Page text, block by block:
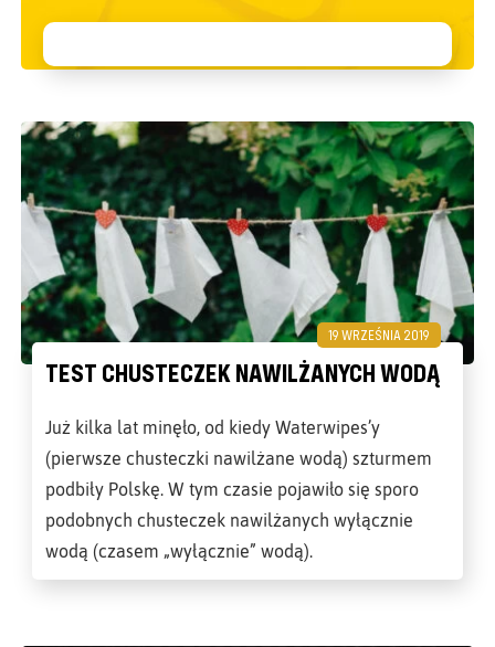
19 WRZEŚNIA 2019
TEST CHUSTECZEK NAWILŻANYCH WODĄ
Już kilka lat minęło, od kiedy Waterwipes’y
(pierwsze chusteczki nawilżane wodą) szturmem
podbiły Polskę. W tym czasie pojawiło się sporo
podobnych chusteczek nawilżanych wyłącznie
wodą (czasem „wyłącznie” wodą).